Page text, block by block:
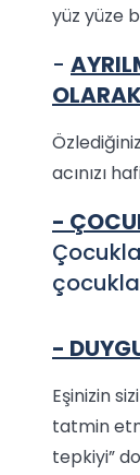
yüz yüze
-
acınızı
-
-
Eşinizin
tatmin
tepkiyi”